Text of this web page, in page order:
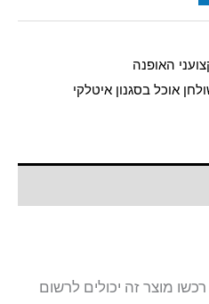
האופנה
אוכל בסגנון איטלקי
מוצר זה יכולים לרשום